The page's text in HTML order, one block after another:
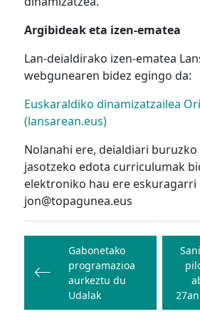
Argibideak eta izen-ematea
Lan-deialdirako izen-ematea
webgunearen bidez egingo da:
Euskaraldiko dinamizatzailea
(lansarean.eus)
Nolanahi ere, deialdiari
jasotzeko edota curriculumak
elektroniko hau ere eskuragarri
jon@topagunea.eus
Bidalketetan
zehar
nabigatu
Gabonetako
programazioa
aurkeztu du
Udalak